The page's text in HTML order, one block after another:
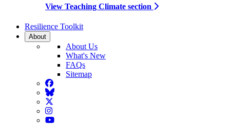
View Teaching Climate section
Resilience Toolkit
About
About Us
What's New
FAQs
Sitemap
Facebook
BlueSky
Twitter
Instagram
YouTube